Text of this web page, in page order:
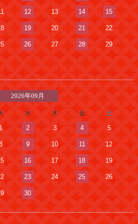
12 13 14 15
19 20 21 22
26 27 28 29
2026年09月
水 木 金
土
1
2 3 4 5
9 10 11 12
16 17 18 19
23 24 25 26
30